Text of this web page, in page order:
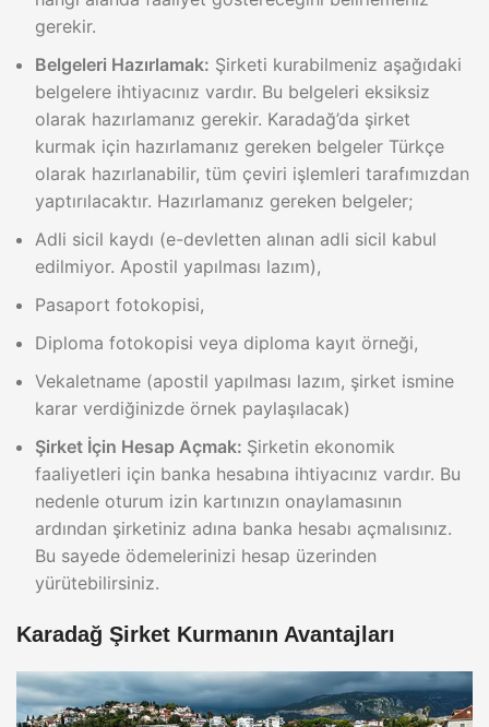
gerekir.
Belgeleri Hazırlamak: Şirketi kurabilmeniz aşağıdaki
belgelere ihtiyacınız vardır. Bu belgeleri eksiksiz
olarak hazırlamanız gerekir. Karadağ’da şirket
kurmak için hazırlamanız gereken belgeler Türkçe
olarak hazırlanabilir, tüm çeviri işlemleri tarafımızdan
yaptırılacaktır. Hazırlamanız gereken belgeler;
Adli sicil kaydı (e-devletten alınan adli sicil kabul
edilmiyor. Apostil yapılması lazım),
Pasaport fotokopisi,
Diploma fotokopisi veya diploma kayıt örneği,
Vekaletname (apostil yapılması lazım, şirket ismine
karar verdiğinizde örnek paylaşılacak)
Şirket İçin Hesap Açmak: Şirketin ekonomik
faaliyetleri için banka hesabına ihtiyacınız vardır. Bu
nedenle oturum izin kartınızın onaylamasının
ardından şirketiniz adına banka hesabı açmalısınız.
Bu sayede ödemelerinizi hesap üzerinden
yürütebilirsiniz.
Karadağ Şirket Kurmanın Avantajları